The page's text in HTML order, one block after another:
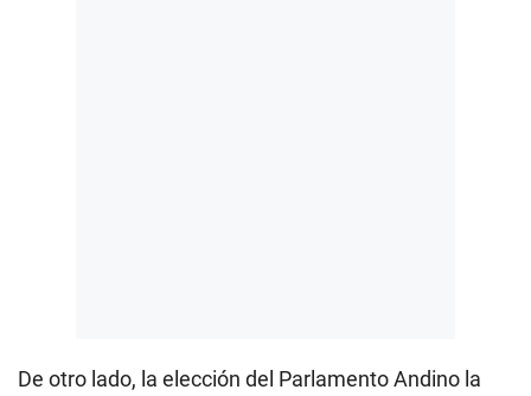
De otro lado, la elección del Parlamento Andino la